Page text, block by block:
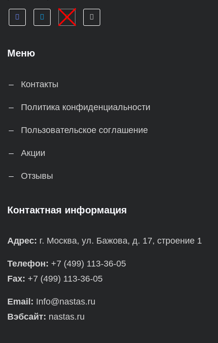
Меню
Контакты
Политика конфиденциальности
Пользовательское соглашение
Акции
Отзывы
Контактная информация
Адрес: г. Москва, ул. Бажова, д. 17, строение 1
Телефон: +7 (499) 113-36-05
Fax: +7 (499) 113-36-05
Email: Info@nastas.ru
Вэбсайт: nastas.ru